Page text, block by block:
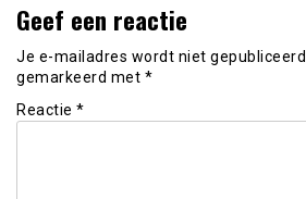
Geef een reactie
Je e-mailadres wordt niet gepubliceerd.
gemarkeerd met *
Reactie *